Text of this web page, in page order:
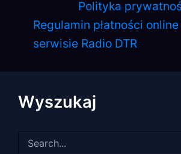
Polityka
Regulamin płatności
serwisie Radio DTR
Wyszukaj
dla: